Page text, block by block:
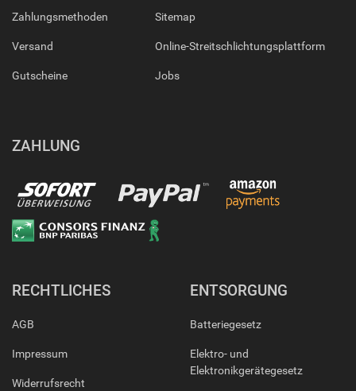
Zahlungsmethoden
Versand
Gutscheine
Sitemap
Online-Streitschlichtungsplattform
Jobs
ZAHLUNG
RECHTLICHES
AGB
Impressum
Widerrufsrecht
ENTSORGUNG
Batteriegesetz
Elektro- und
Elektronikgerätegesetz